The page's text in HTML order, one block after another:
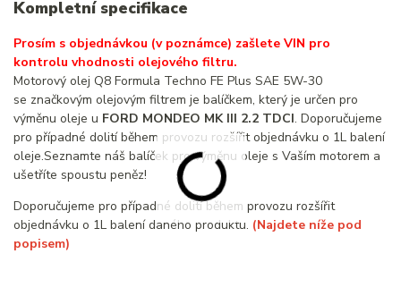
Kompletní specifikace
Prosím s objednávkou (v poznámce) zašlete VIN pro
kontrolu vhodnosti olejového filtru.
Motorový olej Q8 Formula Techno FE Plus SAE 5W-30
se značkovým olejovým filtrem je balíčkem, který je určen pro
výměnu oleje u FORD MONDEO MK III 2.2 TDCI. Doporučujeme
pro případné dolití během provozu rozšířit objednávku o 1L balení
oleje.Seznamte náš balíček pro výměnu oleje s Vaším motorem a
ušetříte spoustu peněz!
Doporučujeme pro případné dolití během provozu rozšířit
objednávku o 1L balení daného produktu. (Najdete níže pod
popisem)